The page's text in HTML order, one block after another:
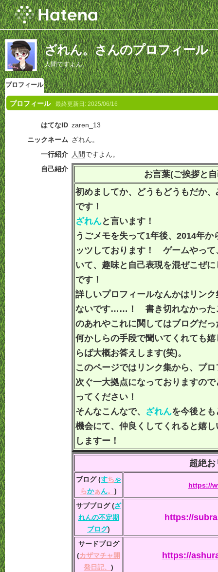
ざれん。さんのプロフィール
人間ですよん。
プロフィール
プロフィール 最終更新日: 2025/06/16
はてなID zaren_13
ニックネーム ざれん。
一行紹介 人間ですよん。
自己紹介
お言葉(ご挨拶と
初めましてか、どうもどうもだか
です！
ざれんと言います！
うごメモを失って1年後、2014年
ッツしております！ ゲームやって
いて、趣味と自己表現を混ぜこぜ
です！
詳しいプロフィールなんかはリン
ないです……！ 書き切れなかった
のあれやこれに関してはブログだ
何かしらの手段で聞いてくれても
らば大概お答えします(笑)。
このページではリンク集から、プ
次ぐ一大拠点になっておりますの
ってください！
そんなこんなで、 ざれんを今後と
機会にて、仲良くしてくれると嬉
しますー！
超絶お
ブログ (すちゃ
らかぁん。 )
https://
サブブログ (ざ
れんの不定期
ブログ)
https://
サードブログ
(カザマチャ開
発日記、 )
https://